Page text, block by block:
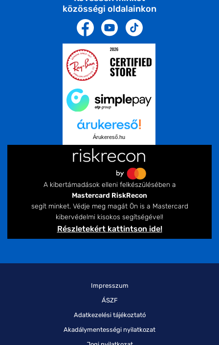
közösségi oldalainkon
Árukereső.hu
A kibertámadások elleni felkészülésében a
Mastercard RiskRecon
segít minket. Védje meg magát Ön is a Mastercard
kibervédelmi kisokos segítségével!
Részletekért kattintson ide!
Impresszum
ÁSZF
Adatkezelési tájékoztató
Akadálymentességi nyilatkozat